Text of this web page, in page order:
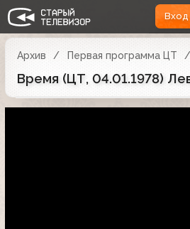
Вход
Архив Первая программа ЦТ
Время (ЦТ, 04.01.1978)